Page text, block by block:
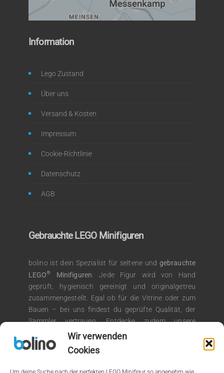
Wir verwenden
Cookies
Information
Lego Zustand
Über uns
Versand & Kosten
Impressum
Cookie-Richtlinie
Datenschutz
AGB
Gebrauchte LEGO Minifiguren
bolino ist dein Spezialist für seltene und gebrauchte
LEGO® Minifiguren. Jede Figur wird von Hand
geprüft, hygienisch gereinigt und originalgetreu
zusammengestellt. Egal ob für die Vitrine oder zum
Bauen – bei uns findest du geprüfte Qualität, der
Sammler vertrauen. Entdecke zudem unsere
Auswahl an LEGO Kiloware für kreative
Bauprojekte.